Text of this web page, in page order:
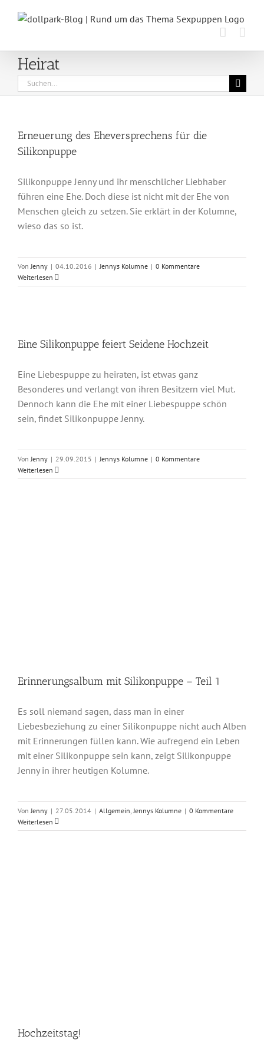
Inhalt
Heirat
Suche
nach:
Erneuerung des Eheversprechens für die
Silikonpuppe
Silikonpuppe Jenny und ihr menschlicher Liebhaber
führen eine Ehe. Doch diese ist nicht mit der Ehe von
Menschen gleich zu setzen. Sie erklärt in der Kolumne,
wieso das so ist.
VonJenny | 04.10.2016 | Jennys Kolumne | 0 Kommentare
Weiterlesen
Eine Silikonpuppe feiert Seidene Hochzeit
Eine Liebespuppe zu heiraten, ist etwas ganz
Besonderes und verlangt von ihren Besitzern viel Mut.
Dennoch kann die Ehe mit einer Liebespuppe schön
sein, findet Silikonpuppe Jenny.
VonJenny | 29.09.2015 | Jennys Kolumne | 0 Kommentare
Weiterlesen
Erinnerungsalbum mit Silikonpuppe – Teil 1
Es soll niemand sagen, dass man in einer
Liebesbeziehung zu einer Silikonpuppe nicht auch Alben
mit Erinnerungen füllen kann. Wie aufregend ein Leben
mit einer Silikonpuppe sein kann, zeigt Silikonpuppe
Jenny in ihrer heutigen Kolumne.
Von Jenny | 27.05.2014 | Allgemein Jennys Kolumne | 0 Kommentare
Weiterlesen
Hochzeitstag!